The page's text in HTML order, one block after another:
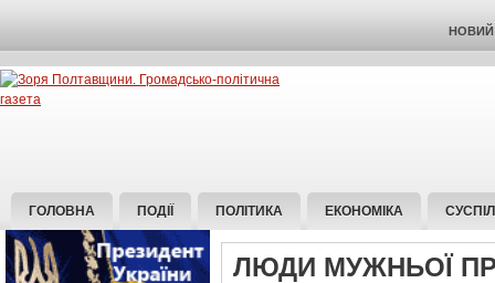
НОВИЙ
ГОЛОВНА ПОДІЇ ПОЛІТИКА ЕКОНОМІКА
ЛЮДИ МУЖНЬОЇ